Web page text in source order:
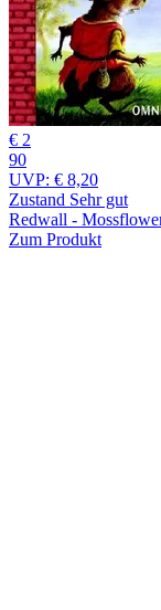
€ 2
90
UVP: € 8,20
Zustand Sehr gut
Redwall -
Zum Produkt